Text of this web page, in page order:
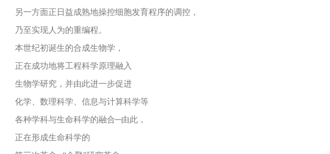
另一方面正日益成熟地操控细胞发育程序的调控，
乃至实现人为的重编程。
本世纪初诞生的合成生物学，
正在成功地将工程科学原理融入
生物学研究，并由此进一步促进
化学、数理科学、信息与计算科学等
各种学科与生命科学的融合─由此，
正在形成生命科学的